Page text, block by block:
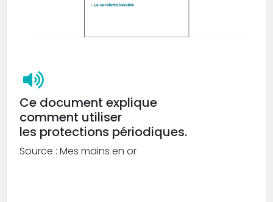
Ce document explique
comment utiliser
les protections périodiques.
Source : Mes mains en or